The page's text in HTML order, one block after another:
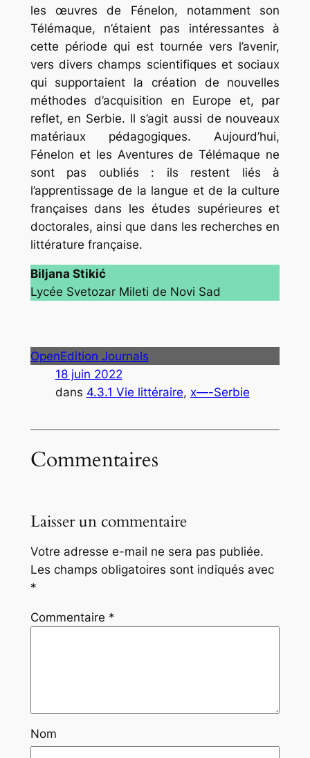
les œuvres de Fénelon, notamment son
Télémaque, n’étaient pas intéressantes à
cette période qui est tournée vers l’avenir,
vers divers champs scientifiques et sociaux
qui supportaient la création de nouvelles
méthodes d’acquisition en Europe et, par
reflet, en Serbie. Il s’agit aussi de nouveaux
matériaux pédagogiques. Aujourd’hui,
Fénelon et les Aventures de Télémaque ne
sont pas oubliés : ils restent liés à
l’apprentissage de la langue et de la culture
françaises dans les études supérieures et
doctorales, ainsi que dans les recherches en
littérature française.
Biljana Stikić
Lycée Svetozar Mileti de Novi Sad
OpenEdition Journals
18 juin 2022
dans 4.3.1 Vie littéraire, x—-Serbie
Commentaires
Laisser un commentaire
Votre adresse e-mail ne sera pas publiée.
Les champs obligatoires sont indiqués avec
*
Commentaire *
Nom